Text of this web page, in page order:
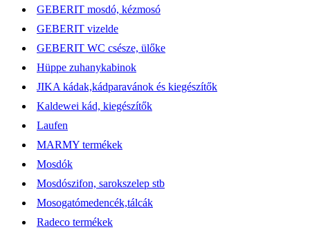
GEBERIT mosdó, kézmosó
GEBERIT vizelde
GEBERIT WC csésze, ülőke
Hüppe zuhanykabinok
JIKA kádak,kádparavánok és kiegészítők
Kaldewei kád, kiegészítők
Laufen
MARMY termékek
Mosdók
Mosdószifon, sarokszelep stb
Mosogatómedencék,tálcák
Radeco termékek